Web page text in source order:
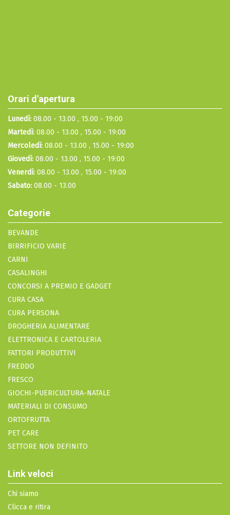
Orari d'apertura
Lunedì: 08.00 - 13.00 , 15.00 - 19:00
Martedì: 08.00 - 13.00 , 15.00 - 19:00
Mercoledì: 08.00 - 13.00 , 15.00 - 19:00
Giovedì: 08.00 - 13.00 , 15.00 - 19:00
Venerdì: 08.00 - 13.00 , 15.00 - 19:00
Sabato: 08.00 - 13.00
Categorie
BEVANDE
BIRRIFICIO VARIE
CARNI
CASALINGHI
CONCORSI A PREMIO E GADGET
CURA CASA
CURA PERSONA
DROGHERIA ALIMENTARE
ELETTRONICA E CARTOLERIA
FATTORI PRODUTTIVI
FREDDO
FRESCO
GIOCHI-PUERICULTURA-NATALE
MATERIALI DI CONSUMO
ORTOFRUTTA
PET CARE
SETTORE NON DEFINITO
Link veloci
Chi siamo
Clicca e ritira